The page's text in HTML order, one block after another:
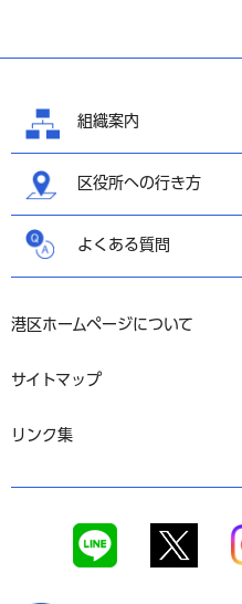
組織案内
区役所への行き方
よくある質問
港区ホームページについて
サイトマップ
リンク集